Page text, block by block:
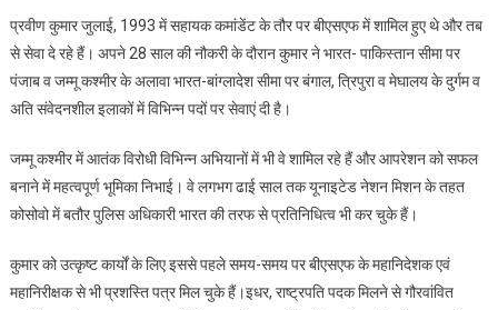
प्रवीण कुमार जुलाई, 1993 में सहायक कमांडेंट के तौर पर बीएसएफ में शामिल हुए थे और तब
से सेवा दे रहे हैं। अपने 28 साल की नौकरी के दौरान कुमार ने भारत- पाकिस्तान सीमा पर
पंजाब व जम्मू कश्मीर के अलावा भारत-बांग्लादेश सीमा पर बंगाल, त्रिपुरा व मेघालय के दुर्गम व
अति संवेदनशील इलाकों में विभिन्न पदों पर सेवाएं दी है।
जम्मू कश्मीर में आतंक विरोधी विभिन्न अभियानों में भी वे शामिल रहे हैं और आपरेशन को सफल
बनाने में महत्वपूर्ण भूमिका निभाई। वे लगभग ढाई साल तक यूनाइटेड नेशन मिशन के तहत
कोसोवो में बतौर पुलिस अधिकारी भारत की तरफ से प्रतिनिधित्व भी कर चुके हैं।
कुमार को उत्कृष्ट कार्यों के लिए इससे पहले समय-समय पर बीएसएफ के महानिदेशक एवं
महानिरीक्षक से भी प्रशस्ति पत्र मिल चुके हैं।इधर, राष्ट्रपति पदक मिलने से गौरवांवित